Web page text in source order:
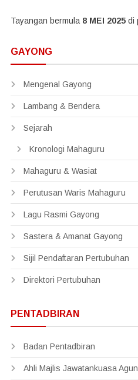
Tayangan bermula 8 MEI 2025di
GAYONG
Mengenal Gayong
Lambang & Bendera
Sejarah
Kronologi Mahaguru
Mahaguru & Wasiat
Perutusan Waris Mahaguru
Lagu Rasmi Gayong
Sastera & Amanat Gayong
Sijil Pendaftaran Pertubuhan
Direktori Pertubuhan
PENTADBIRAN
Badan Pentadbiran
Ahli Majlis Jawatankuasa